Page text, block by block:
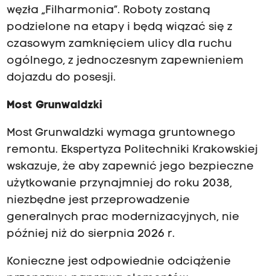
węzła „Filharmonia”. Roboty zostaną
podzielone na etapy i będą wiązać się z
czasowym zamknięciem ulicy dla ruchu
ogólnego, z jednoczesnym zapewnieniem
dojazdu do posesji.
Most Grunwaldzki
Most Grunwaldzki wymaga gruntownego
remontu. Ekspertyza Politechniki Krakowskiej
wskazuje, że aby zapewnić jego bezpieczne
użytkowanie przynajmniej do roku 2038,
niezbędne jest przeprowadzenie
generalnych prac modernizacyjnych, nie
później niż do sierpnia 2026 r.
Konieczne jest odpowiednie odciążenie